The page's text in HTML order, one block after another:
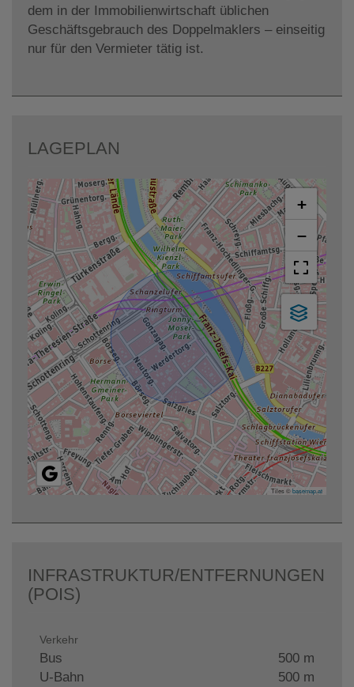
dem in der Immobilienwirtschaft üblichen
Geschäftsgebrauch des Doppelmaklers – einseitig
nur für den Vermieter tätig ist.
LAGEPLAN
+
−
Tiles ©basemap.at
INFRASTRUKTUR/ENTFERNUNGEN
(POIS)
Verkehr
Bus
500 m
U-Bahn
500 m